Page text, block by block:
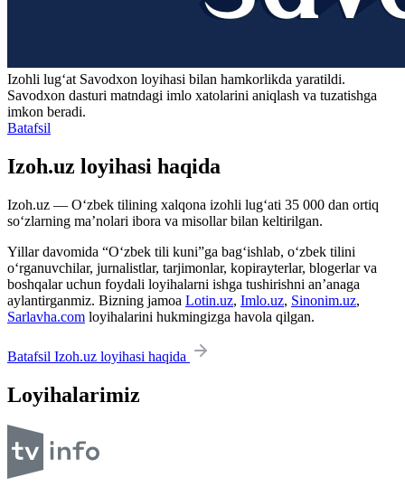
Izohli lugʻat Savodxon loyihasi bilan hamkorlikda yaratildi.
Savodxon dasturi matndagi imlo xatolarini aniqlash va tuzatishga
imkon beradi.
Batafsil
Izoh.uz loyihasi haqida
Izoh.uz — O‘zbek tilining xalqona izohli lug‘ati 35 000 dan ortiq
so‘zlarning ma’nolari ibora va misollar bilan keltirilgan.
Yillar davomida “O‘zbek tili kuni”ga bag‘ishlab, o‘zbek tilini
o‘rganuvchilar, jurnalistlar, tarjimonlar, kopirayterlar, blogerlar va
boshqalar uchun foydali loyihalarni ishga tushirishni an’anaga
aylantirganmiz. Bizning jamoa Lotin.uz, Imlo.uz, Sinonim.uz,
Sarlavha.com loyihalarini hukmingizga havola qilgan.
Batafsil Izoh.uz loyihasi haqida
Loyihalarimiz